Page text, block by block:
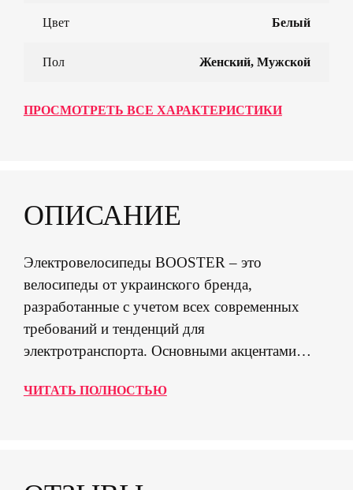
Цвет Белый
Пол Женский, Мужской
ПРОСМОТРЕТЬ ВСЕ ХАРАКТЕРИСТИКИ
ОПИСАНИЕ
Электровелосипеды BOOSTER – это
велосипеды от украинского бренда,
разработанные с учетом всех современных
требований и тенденций для
электротранспорта. Основными акцентами
простые и надежные технологии, комфорт и
долговечными и выносливыми батареями Li-
ЧИТАТЬ ПОЛНОСТЬЮ